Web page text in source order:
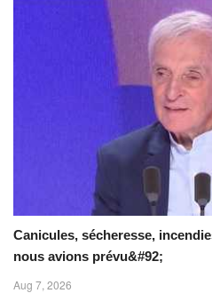
Canicules, sécheresse,
nous avions prévu&#92;
Aug 7, 2026